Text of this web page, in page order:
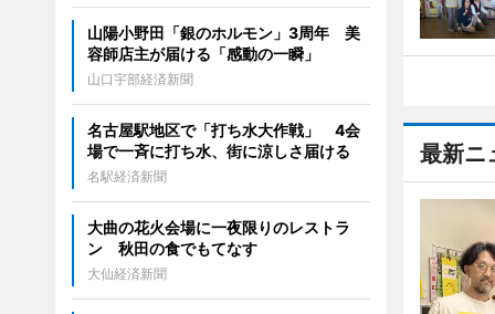
最新ニ
山陽小野田「銀のホルモン」3周年 美
容師店主が届ける「感動の一瞬」
山口宇部経済新聞
名古屋駅地区で「打ち水大作戦」 4会
場で一斉に打ち水、街に涼しさ届ける
名駅経済新聞
大曲の花火会場に一夜限りのレストラ
ン 秋田の食でもてなす
大仙経済新聞